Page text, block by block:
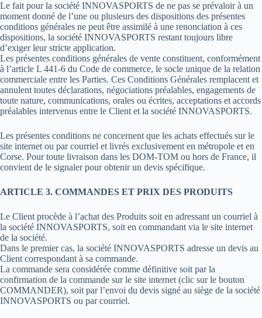
Le fait pour la société INNOVASPORTS de ne pas se prévaloir à un
moment donné de l’une ou plusieurs des dispositions des présentes
conditions générales ne peut être assimilé à une renonciation à ces
dispositions, la société INNOVASPORTS restant toujours libre
d’exiger leur stricte application.
Les présentes conditions générales de vente constituent, conformément
à l’article L 441-6 du Code de commerce, le socle unique de la relation
commerciale entre les Parties. Ces Conditions Générales remplacent et
annulent toutes déclarations, négociations préalables, engagements de
toute nature, communications, orales ou écrites, acceptations et accords
préalables intervenus entre le Client et la société INNOVASPORTS.
Les présentes conditions ne concernent que les achats effectués sur le
site internet ou par courriel et livrés exclusivement en métropole et en
Corse. Pour toute livraison dans les DOM-TOM ou hors de France, il
convient de le signaler pour obtenir un devis spécifique.
ARTICLE 3. COMMANDES ET PRIX DES PRODUITS
Le Client procède à l’achat des Produits soit en adressant un courriel à
la société INNOVASPORTS, soit en commandant via le site internet
de la société.
Dans le premier cas, la société INNOVASPORTS adresse un devis au
Client correspondant à sa commande.
La commande sera considérée comme définitive soit par la
confirmation de la commande sur le site internet (clic sur le bouton
COMMANDER), soit par l’envoi du devis signé au siège de la société
INNOVASPORTS ou par courriel.